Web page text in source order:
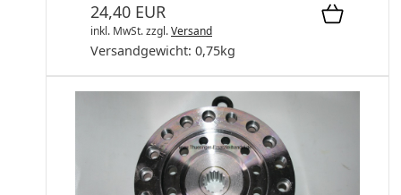
24,40 EUR
inkl. MwSt.zzgl.Versand
Versandgewicht: 0,75kg